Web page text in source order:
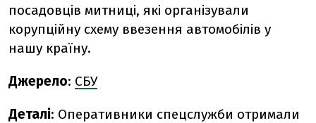
посадовців митниці, які організували
корупційну схему ввезення автомобілів у
нашу країну.
Джерело: СБУ
Деталі: Оперативники спецслужби отримали